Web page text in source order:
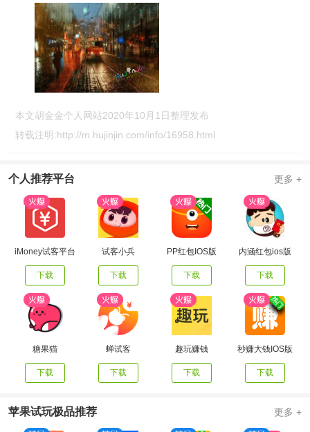
本文胡金金个人网站2020年10月1日整理发布
转载注明:http://m.hujinjin.com/info/16958.html
个人推荐平台 更多 +
iMoney试客平台
下载
试客小兵
下载
PP红包IOS版
下载
内涵红包ios版
下载
糖果猫
下载
蝉试客
下载
趣玩赚钱
下载
秒赚大钱IOS版
下载
苹果试玩极品推荐 更多 +